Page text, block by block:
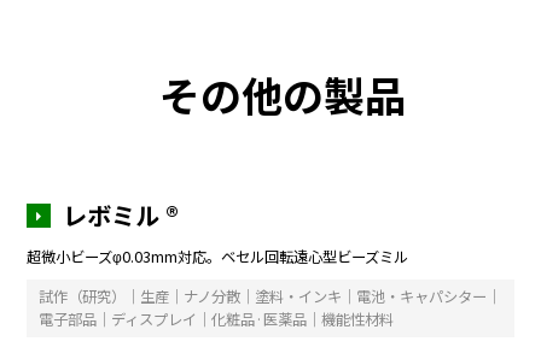
その他の製品
レボミル ®
超微小ビーズφ0.03mm対応。ベセル回転遠心型ビーズミル
試作（研究）｜生産｜ナノ分散｜塗料・インキ｜電池・キャパシター｜
電子部品｜ディスプレイ｜化粧品·医薬品｜機能性材料